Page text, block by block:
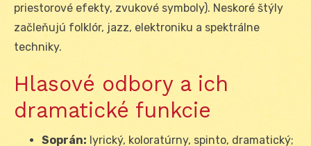
priestorové efekty, zvukové symboly). Neskoré štýly
začleňujú folklór, jazz, elektroniku a spektrálne
techniky.
Hlasové odbory a ich
dramatické funkcie
Soprán: lyrický, koloratúrny, spinto, dramatický;